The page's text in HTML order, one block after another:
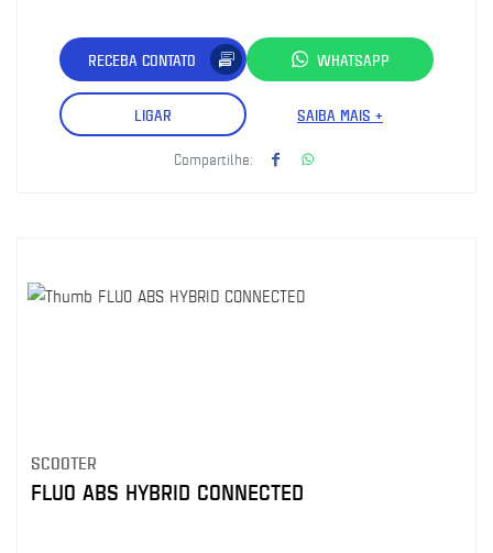
RECEBA CONTATO WHATSAPP
LIGAR SAIBA MAIS +
Compartilhe:
SCOOTER
FLUO ABS HYBRID CONNECTED